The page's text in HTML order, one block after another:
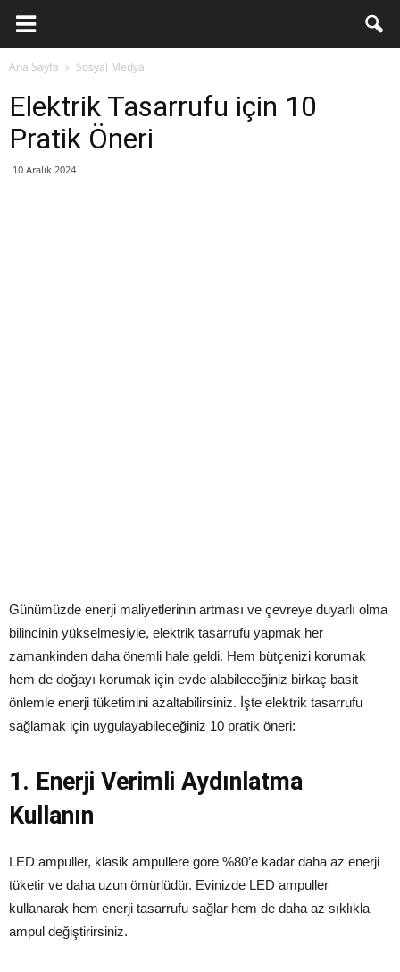
Ana Sayfa Sosyal Medya
Elektrik Tasarrufu için 10
Pratik Öneri
10 Aralık 2024
Günümüzde enerji maliyetlerinin artması ve çevreye duyarlı olma
bilincinin yükselmesiyle, elektrik tasarrufu yapmak her
zamankinden daha önemli hale geldi. Hem bütçenizi korumak
hem de doğayı korumak için evde alabileceğiniz birkaç basit
önlemle enerji tüketimini azaltabilirsiniz. İşte elektrik tasarrufu
sağlamak için uygulayabileceğiniz 10 pratik öneri:
1. Enerji Verimli Aydınlatma
Kullanın
LED ampuller, klasik ampullere göre %80’e kadar daha az enerji
tüketir ve daha uzun ömürlüdür. Evinizde LED ampuller
kullanarak hem enerji tasarrufu sağlar hem de daha az sıklıkla
ampul değiştirirsiniz.